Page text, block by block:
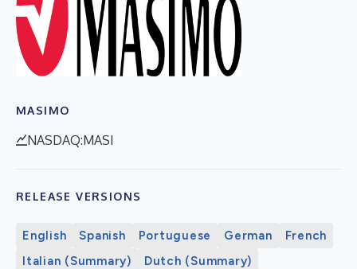
MASIMO
NASDAQ:MASI
RELEASE VERSIONS
English Spanish Portuguese German
French
Italian (Summary)
Dutch (Summary)